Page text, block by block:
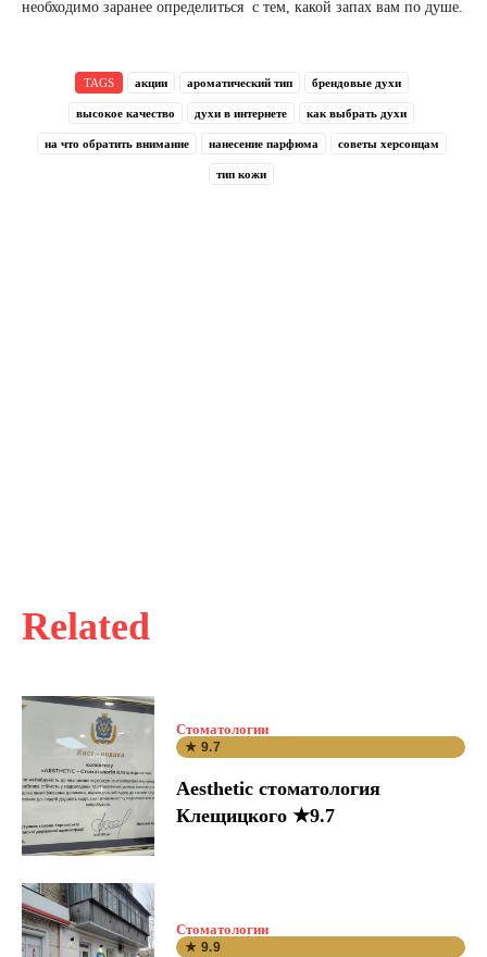
Related
Стоматологии
★ 9.7
Aesthetic стоматология
Клещицкого ★9.7
Стоматологии
★ 9.9
необходимо заранее определиться с тем, какой запах вам по душе.
TAGS акции ароматический тип брендовые духи
высокое качество духи в интернете как выбрать духи
на что обратить внимание нанесение парфюма советы херсонцам
тип кожи